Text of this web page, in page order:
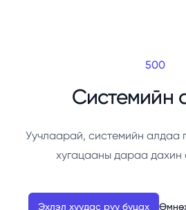
500
Системийн
Уучлаарай, системийн алдаа
хугацааны дараа дахин
Эхлэл хуудас руу буцах